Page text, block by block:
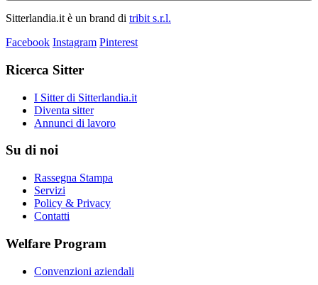
Sitterlandia.it è un brand di tribit s.r.l.
Facebook Instagram Pinterest
Ricerca Sitter
I Sitter di Sitterlandia.it
Diventa sitter
Annunci di lavoro
Su di noi
Rassegna Stampa
Servizi
Policy & Privacy
Contatti
Welfare Program
Convenzioni aziendali